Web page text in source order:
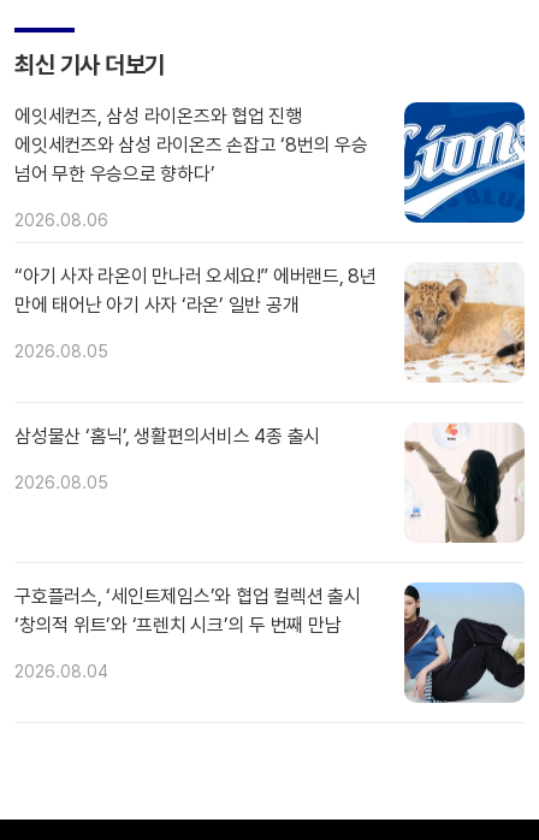
최신 기사 더보기
에잇세컨즈, 삼성 라이온즈와 협업 진행
에잇세컨즈와 삼성 라이온즈 손잡고 ‘8번의 우승
넘어 무한 우승으로 향하다’
2026.08.06
“아기 사자 라온이 만나러 오세요!” 에버랜드, 8년
만에 태어난 아기 사자 ‘라온’ 일반 공개
2026.08.05
삼성물산 ‘홈닉’, 생활편의서비스 4종 출시
2026.08.05
구호플러스, ‘세인트제임스’와 협업 컬렉션 출시
‘창의적 위트’와 ‘프렌치 시크’의 두 번째 만남
2026.08.04